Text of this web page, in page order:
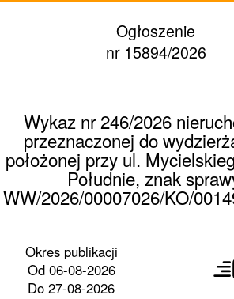
Ogłoszenie
nr 15894/2026
Wykaz nr 246/2026
przeznaczonej do
położonej przy ul.
Południe, znak
WW/2026/00007026/KO/
Okres publikacji
Od06-08-2026
Do 27-08-2026
dalej